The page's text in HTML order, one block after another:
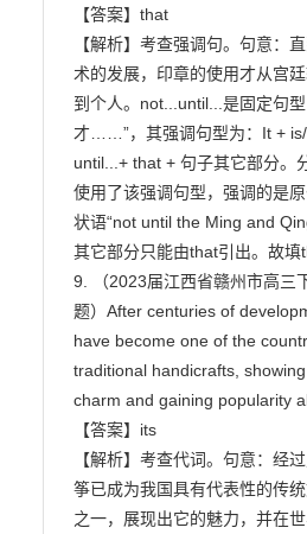
【答案】that
【解析】考查强调句。句意：
术的发展，印章的使用才从宫
到个人。not...until...是固定句
才……”，其强调句型为：It +
until...+ that + 句子其它部分。
使用了该强调句型，强调的是
状语“not until the Ming and
其它部分只能由that引出。故填
9. （2023届江西省赣州市高三
题）After centuries of
have become one of the
traditional handicrafts,
charm and gaining popularity
【答案】its
【解析】考查代词。句意：经
筝已成为我国具有代表性的传
之一，展现出它的魅力，并在